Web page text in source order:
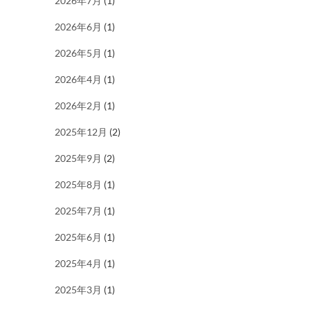
2026年6月 (1)
2026年5月 (1)
2026年4月 (1)
2026年2月 (1)
2025年12月 (2)
2025年9月 (2)
2025年8月 (1)
2025年7月 (1)
2025年6月 (1)
2025年4月 (1)
2025年3月 (1)